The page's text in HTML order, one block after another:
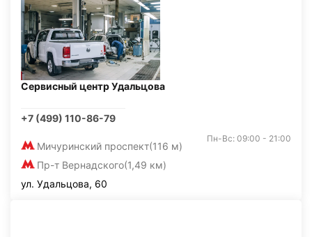
Сервисный центр Удальцова
+7 (499) 110-86-79
Мичуринский проспект(116 м)
Пр-т Вернадского(1,49 км)
Пн-Вс: 09:00 - 21:00
ул. Удальцова, 60